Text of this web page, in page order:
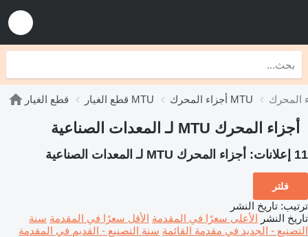
قطع الغيار قطع الغيار MTU أجزاء المحرك MTU
أجزاء المحرك MTU لـ المعدات الصناعية
11 إعلانات: أجزاء المحرك MTU لـ المعدات الصناعية
فلتر
ترتيب: تاريخ النشر
تاريخ النشر الأعلى سعرًا في المقدمة الأقل سعرًا في المقدمة سنة
التصنيع - الجديد في مقدمة القائمة سنة التصنيع - القديم في المقدمة